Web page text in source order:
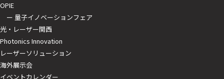
OPIE
ー 量子イノベーションフェア
光・レーザー関西
Photonics Innovation
レーザーソリューション
海外展示会
イベントカレンダー